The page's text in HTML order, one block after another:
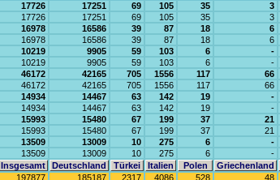
17726 17251 69 105 35 3
17726 17251 69 105 35 3
16978 16586 39 87 18 6
16978 16586 39 87 18 6
10219 9905 59 103 6 -
10219 9905 59 103 6 -
46172 42165 705 1556 117 66
46172 42165 705 1556 117 66
14934 14467 63 142 19 -
14934 14467 63 142 19 -
15993 15480 67 199 37 21
15993 15480 67 199 37 21
13509 13009 10 275 6 -
13509 13009 10 275 6 -
Insgesamt
Deutschland Türkei Italien Polen Griechenland
197877 185187 2317 4086 528 48